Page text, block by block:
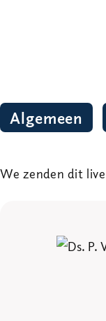
Algemeen
We zenden dit